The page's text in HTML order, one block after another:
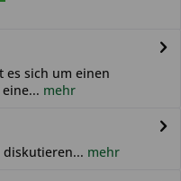
es sich um einen
mehr
diskutieren... mehr